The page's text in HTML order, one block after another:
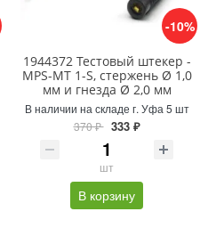
-10%
1944372 Тестовый штекер -
MPS-MT 1-S, стержень Ø 1,0
мм и гнезда Ø 2,0 мм
В наличии на складе г. Уфа 5 шт
370 ₽ 333 ₽
шт
В корзину